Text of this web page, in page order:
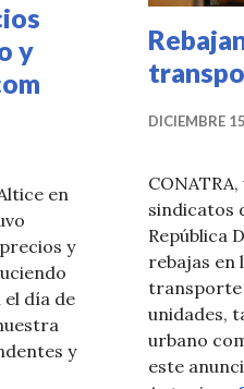
y
en
y
día de
y
precios Multiplan
DICIEMBRE
sindicatos
República
rebajas en
transporte
unidades,
urbano
este